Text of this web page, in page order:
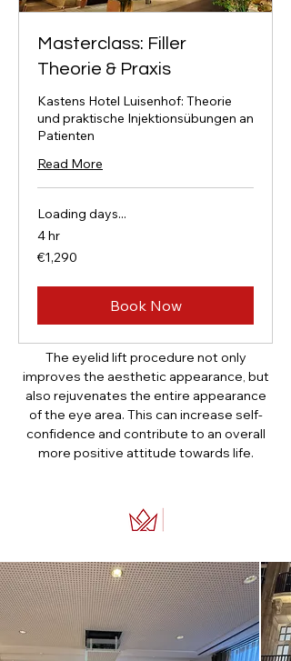
Masterclass: Filler
Theorie & Praxis
Kastens Hotel Luisenhof: Theorie
und praktische Injektionsübungen an
Patienten
Read More
Loading days...
4 hr
1,290
euros
€1,290
Book Now
The eyelid lift procedure not only
improves the aesthetic appearance, but
also rejuvenates the entire appearance
of the eye area. This can increase self-
confidence and contribute to an overall
more positive attitude towards life.